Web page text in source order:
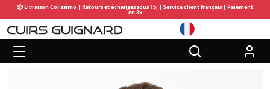
📦 Livraison Colissimo | Retours et échanges sous 15j | Service client français | Paiement
en 3x